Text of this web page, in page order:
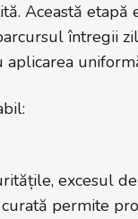
Această etapă
întregii
excesul
permite